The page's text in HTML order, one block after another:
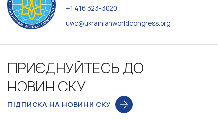
+1 416 323-3020
uwc@ukrainianworldcongress.org
ПРИЄДНУЙТЕСЬ ДО
НОВИН СКУ
ПІДПИСКА НА НОВИНИ СКУ